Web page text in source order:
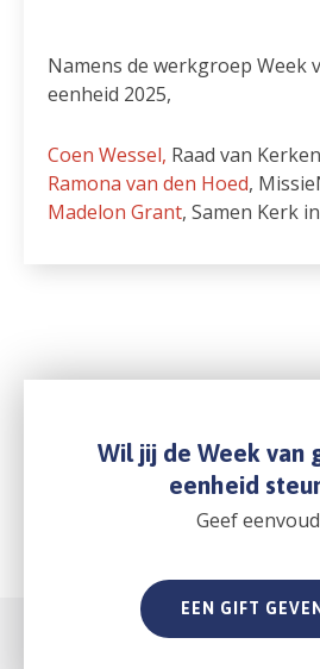
Namens de werkgroep Week
eenheid 2025,
Coen Wessel, Raad van
Ramona van den Hoed,
Madelon Grant, Samen Kerk
Wil jij de Week van
eenheid
Geef
EEN GIFT GEVEN